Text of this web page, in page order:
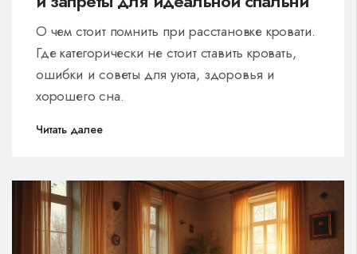
О чем стоит помнить при расстановке кровати.
Где категорически не стоит ставить кровать,
ошибки и советы для уюта, здоровья и
хорошего сна.
Читать далее